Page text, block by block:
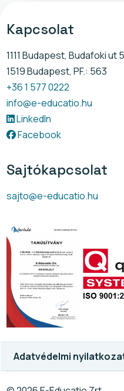
Kapcsolat
1111 Budapest, Budafoki ut
1519 Budapest, PF.: 563
+36 1 577 0222
info@e-educatio.hu
LinkedIn
Facebook
Sajtókapcsolat
sajto@e-educatio.hu
Adatvédelmi